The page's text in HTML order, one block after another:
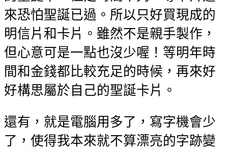
來恐怕聖誕已過。所以只好買現成的
明信片和卡片。雖然不是親手製作，
但心意可是一點也沒少喔！等明年時
間和金錢都比較充足的時候，再來好
好構思屬於自己的聖誕卡片。
還有，就是電腦用多了，寫字機會少
了，使得我本來就不算漂亮的字跡變